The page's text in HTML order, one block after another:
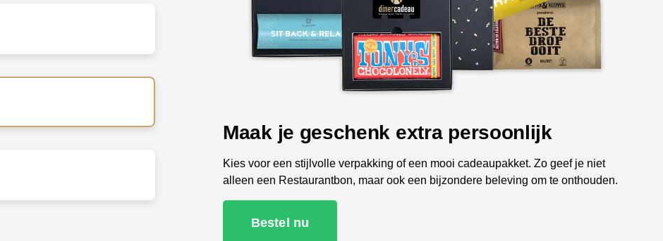
Snel bezorgd, digitaal of per post
Vandaag besteld, vandaag verzonden. Laat de Restaurantbon bij jou of bij de
ontvanger bezorgen.
Bestel nu